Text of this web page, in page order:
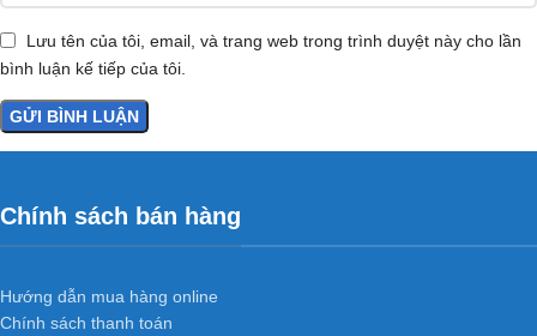
Lưu tên của tôi, email, và trang web trong trình duyệt này cho lần
bình luận kế tiếp của tôi.
Chính sách bán hàng
Hướng dẫn mua hàng online
Chính sách thanh toán